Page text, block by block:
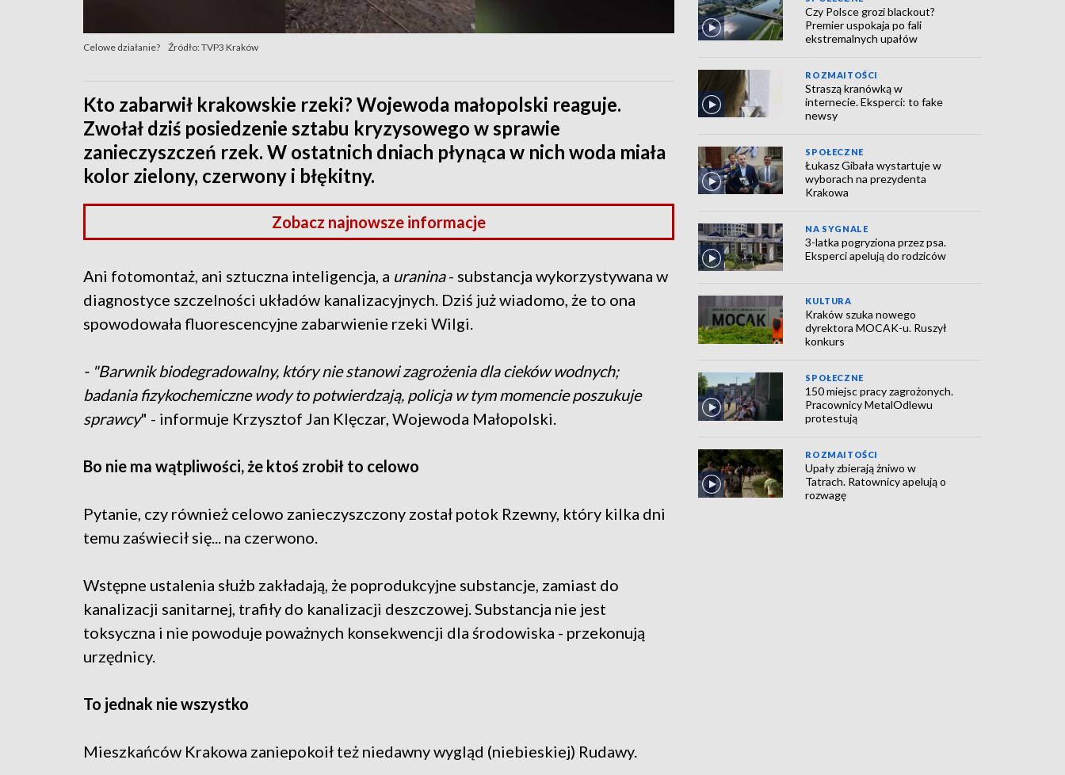
Celowe działanie? Źródło: TVP3 Kraków
Kto zabarwił krakowskie rzeki? Wojewoda małopolski reaguje.
Zwołał dziś posiedzenie sztabu kryzysowego w sprawie
zanieczyszczeń rzek. W ostatnich dniach płynąca w nich woda miała
kolor zielony, czerwony i błękitny.
Zobacz najnowsze informacje
Ani fotomontaż, ani sztuczna inteligencja, a uranina- substancja wykorzystywana w
diagnostyce szczelności układów kanalizacyjnych. Dziś już wiadomo, że to ona
spowodowała fluorescencyjne zabarwienie rzeki Wilgi.
- "Barwnik biodegradowalny, który nie stanowi zagrożenia dla cieków wodnych;
badania fizykochemiczne wody to potwierdzają, policja w tym momencie poszukuje
sprawcy" - informuje Krzysztof Jan Klęczar, Wojewoda Małopolski.
Bo nie ma wątpliwości, że ktoś zrobił to celowo
Pytanie, czy również celowo zanieczyszczony został potok Rzewny, który kilka dni
temu zaświecił się... na czerwono.
Wstępne ustalenia służb zakładają, że poprodukcyjne substancje, zamiast do
kanalizacji sanitarnej, trafiły do kanalizacji deszczowej. Substancja nie jest
toksyczna i nie powoduje poważnych konsekwencji dla środowiska - przekonują
urzędnicy.
To jednak nie wszystko
Mieszkańców Krakowa zaniepokoił też niedawny wygląd (niebieskiej) Rudawy.
Czy Polsce grozi blackout?
Premier uspokaja po fali
ekstremalnych upałów
ROZMAITOŚCI
Straszą kranówką w
internecie. Eksperci: to fake
newsy
SPOŁECZNE
Łukasz Gibała wystartuje w
wyborach na prezydenta
Krakowa
NA SYGNALE
3-latka pogryziona przez psa.
Eksperci apelują do rodziców
KULTURA
Kraków szuka nowego
dyrektora MOCAK-u. Ruszył
konkurs
SPOŁECZNE
150 miejsc pracy zagrożonych.
Pracownicy MetalOdlewu
protestują
ROZMAITOŚCI
Upały zbierają żniwo w
Tatrach. Ratownicy apelują o
rozwagę